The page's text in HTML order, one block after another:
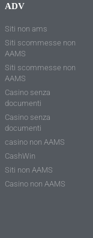
ADV
Siti non ams
Siti scommesse non
AAMS
Siti scommesse non
AAMS
Casino senza
documenti
Casino senza
documenti
casino non AAMS
CashWin
Siti non AAMS
Casino non AAMS